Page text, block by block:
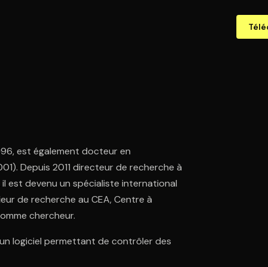
est également docteur en
Depuis 2011 directeur de recherche à
il est devenu un spécialiste international
de recherche au CEA, Centre à
chercheur.
logiciel permettant de contrôler des